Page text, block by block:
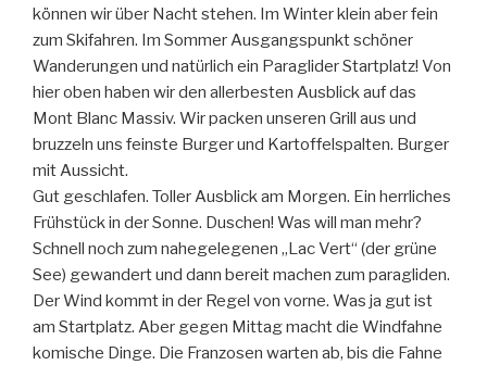
können wir über Nacht stehen. Im Winter klein aber fein
zum Skifahren. Im Sommer Ausgangspunkt schöner
Wanderungen und natürlich ein Paraglider Startplatz! Von
hier oben haben wir den allerbesten Ausblick auf das
Mont Blanc Massiv. Wir packen unseren Grill aus und
bruzzeln uns feinste Burger und Kartoffelspalten. Burger
mit Aussicht.
Gut geschlafen. Toller Ausblick am Morgen. Ein herrliches
Frühstück in der Sonne. Duschen! Was will man mehr?
Schnell noch zum nahegelegenen „Lac Vert“ (der grüne
See) gewandert und dann bereit machen zum paragliden.
Der Wind kommt in der Regel von vorne. Was ja gut ist
am Startplatz. Aber gegen Mittag macht die Windfahne
komische Dinge. Die Franzosen warten ab, bis die Fahne